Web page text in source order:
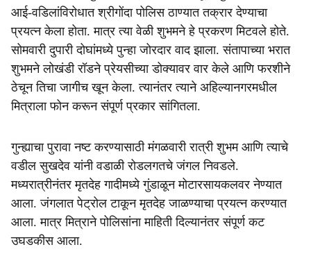
आई-वडिलांविरोधात श्रीगोंदा पोलिस ठाण्यात तक्रार देण्याचा
प्रयत्न केला होता. मात्र त्या वेळी शुभमने हे प्रकरण मिटवले होते.
सोमवारी दुपारी दोघांमध्ये पुन्हा जोरदार वाद झाला. संतापाच्या भरात
शुभमने लोखंडी रॉडने प्रेयसीच्या डोक्यावर वार केले आणि फरशीने
ठेचून तिचा जागीच खून केला. त्यानंतर त्याने अहिल्यानगरमधील
मित्राला फोन करून संपूर्ण प्रकार सांगितला.
गुन्ह्याचा पुरावा नष्ट करण्यासाठी मंगळवारी रात्री शुभम आणि त्याचे
वडील सुखदेव यांनी वडाळी रोडलगतचे जंगल निवडले.
मध्यरात्रीनंतर मृतदेह गादीमध्ये गुंडाळून मोटारसायकलवर नेण्यात
आला. जंगलात पेट्रोल टाकून मृतदेह जाळण्याचा प्रयत्न करण्यात
आला. मात्र मित्राने पोलिसांना माहिती दिल्यानंतर संपूर्ण कट
उघडकीस आला.